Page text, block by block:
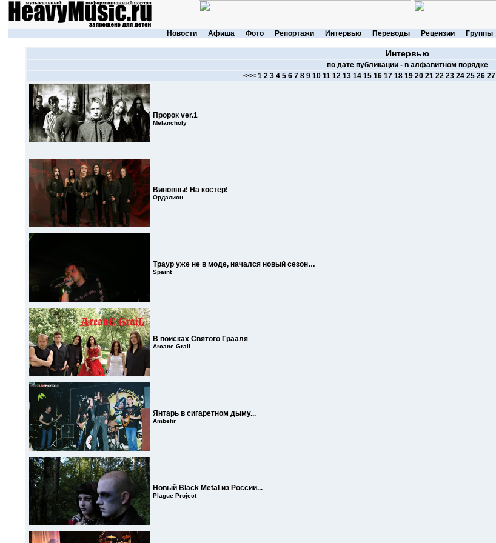
Новости Афиша Фото Репортажи Интервью Переводы Рецензии Группы
Интервью
по дате публикации - в алфавитном порядке
<<< 1 2 3 4 5 6 7 8 9 10 11 12 13 14 15 16 17 18 19 20 21 22 23 24 25 26 27
Пророк ver.1
Melancholy
Виновны! На костёр!
Ордалион
Траур уже не в моде, начался новый сезон…
Spaint
В поисках Святого Грааля
Arcane Grail
Янтарь в сигаретном дыму...
Ambehr
Новый Black Metal из России...
Plague Project